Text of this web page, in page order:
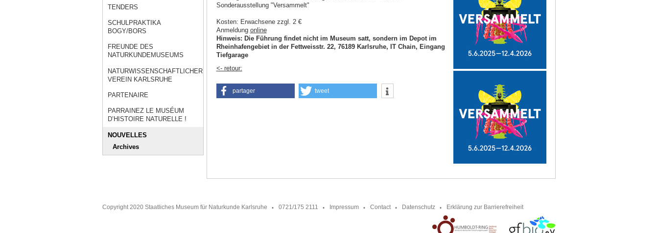
TENDERS
SCHULPRAKTIKA
BOGY/BORS
FREUNDE DES
NATURKUNDEMUSEUMS
NATURWISSENSCHAFTLICHER
VEREIN KARLSRUHE
PARTENAIRE
PARRAINEZ LE MUSÉUM
D’HISTOIRE NATURELLE !
NOUVELLES
Archives
Sonderausstellung "Versammelt"
Kosten: Erwachsene zzgl. 2 €
Anmeldung online
Hinweis: Die Führung findet nicht im Museum satt, sondern im Depot im
Rheinhafengebiet in der Fettweisstr. 22, 76189 Karlsruhe, IT Chain, Eingang
Tiefgarage
<- retour:
partager tweet
Copyright 2020 Staatliches Museum für Naturkunde Karlsruhe 0721/175 2111 Impressum Contact Datenschutz Erklärung zur Barrierefreiheit